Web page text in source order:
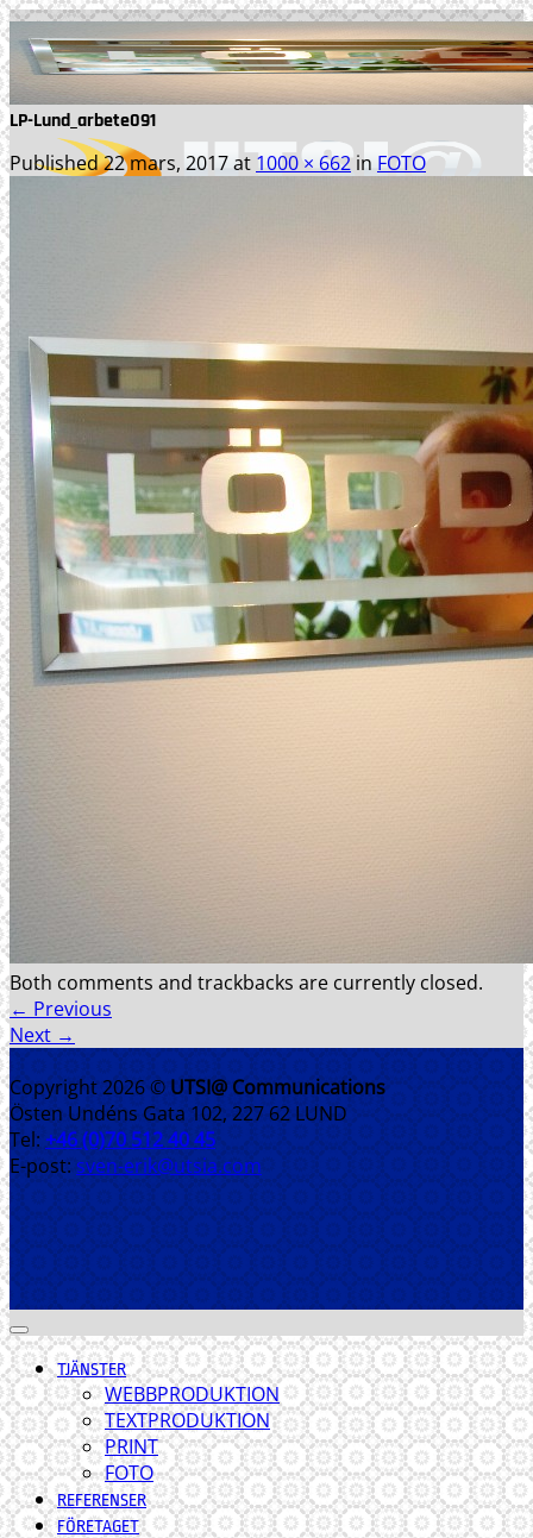
Skip
to
content
TJÄNSTER
WEBBPRODUKTION
TEXTPRODUKTION
PRINT
FOTO
REFERENSER
FÖRETAGET
SENASTE PROJEKT
KONTAKT
LP-Lund_arbete091
Published22 mars, 2017at 1000 × 662inFOTO
Both comments and trackbacks are currently closed.
← Previous
Next →
Copyright 2026 © UTSI@ Communications
Östen Undéns Gata 102, 227 62 LUND
Tel: +46 (0)70 512 40 45
E-post: sven-erik@utsia.com
TJÄNSTER
WEBBPRODUKTION
TEXTPRODUKTION
PRINT
FOTO
REFERENSER
FÖRETAGET